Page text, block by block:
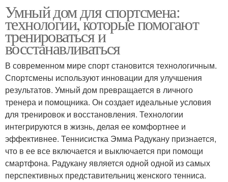
Умный дом для спортсмена:
технологии, которые помогают
тренироваться и
восстанавливаться
В современном мире спорт становится технологичным.
Спортсмены используют инновации для улучшения
результатов. Умный дом превращается в личного
тренера и помощника. Он создает идеальные условия
для тренировок и восстановления. Технологии
интегрируются в жизнь, делая ее комфортнее и
эффективнее. Теннисистка Эмма Радукану признается,
что в ее все включается и выключается при помощи
смартфона. Радукану является одной одной из самых
перспективных представительниц женского тенниса.